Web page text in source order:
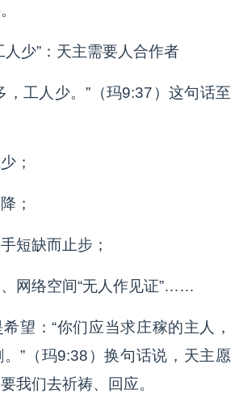
人少”：天主需要人合作者
，工人少。”（玛9:37）这句话至
；
；
短缺而止步；
网络空间“无人作见证”……
望：“你们应当求庄稼的主人，
”（玛9:38）换句话说，天主愿
我们去祈祷、回应。